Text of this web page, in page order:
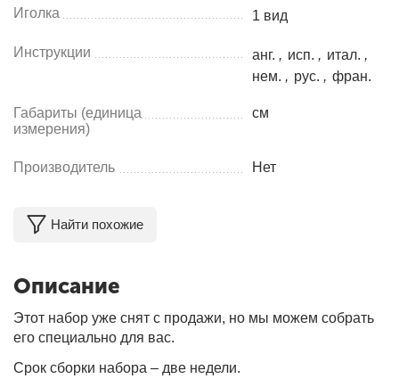
Иголка 1 вид
Инструкции анг. , исп. , итал. ,
нем. , рус. , фран.
Габариты (единица
измерения)
см
Производитель Нет
Найти похожие
Описание
Этот набор уже снят с продажи, но мы можем собрать
его специально для вас.
Срок сборки набора – две недели.